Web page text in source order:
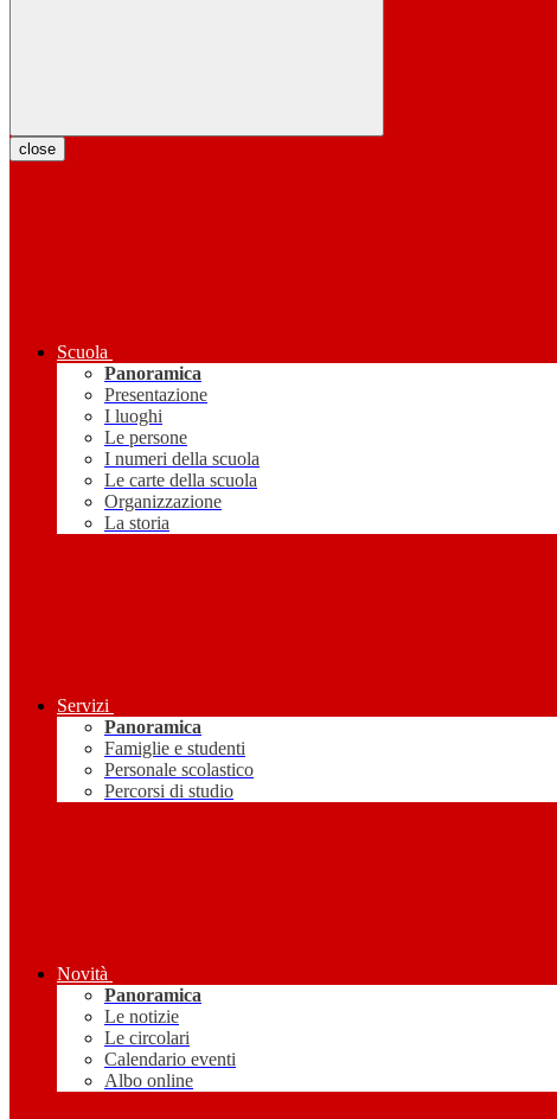
close
Scuola
Panoramica
Presentazione
I luoghi
Le persone
I numeri della scuola
Le carte della scuola
Organizzazione
La storia
Servizi
Panoramica
Famiglie e studenti
Personale scolastico
Percorsi di studio
Novità
Panoramica
Le notizie
Le circolari
Calendario eventi
Albo online